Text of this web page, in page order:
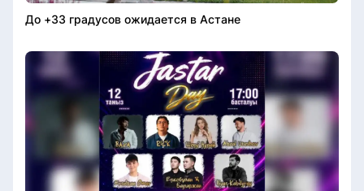
До +33 градусов ожидается в Астане